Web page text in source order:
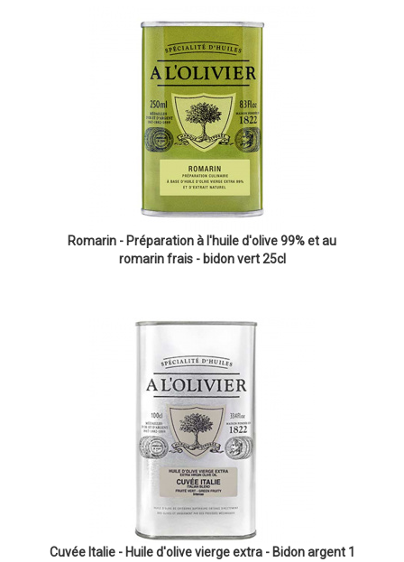
Romarin - Préparation à l'huile d'olive 99% et au
romarin frais - bidon vert 25cl
Cuvée Italie - Huile d'olive vierge extra - Bidon argent 1